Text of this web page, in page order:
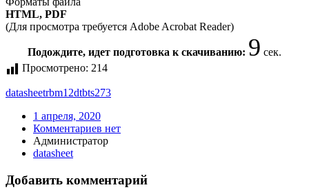
HTML, PDF
(Для просмотра требуется Adobe Acrobat Reader)
Подождите, идет подготовка к скачиванию: 8 сек.
Просмотрено: 214
datasheetrbm12dtbts273
1 апреля, 2020
Комментариев нет
Администратор
datasheet
Добавить комментарий